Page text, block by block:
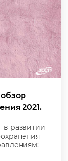
2021.
развитии